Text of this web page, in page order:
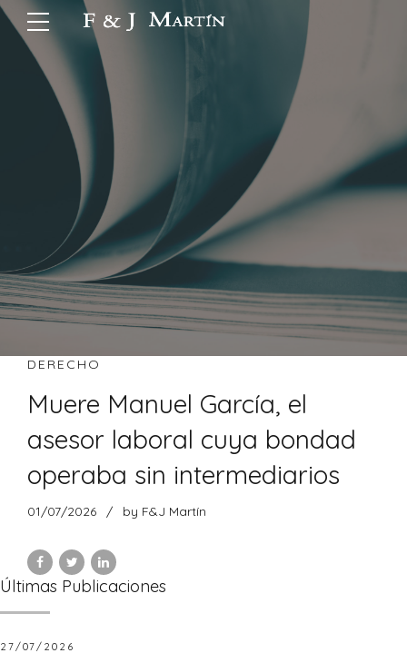
DERECHO
Muere Manuel García, el
asesor laboral cuya bondad
operaba sin intermediarios
01/07/2026 by F&J Martín
Últimas Publicaciones
27/07/2026